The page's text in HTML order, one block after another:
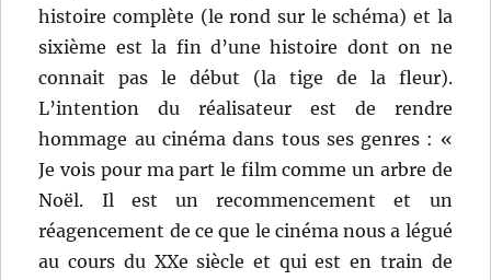
histoire complète (le rond sur le schéma) et la
sixième est la fin d’une histoire dont on ne
connait pas le début (la tige de la fleur).
L’intention du réalisateur est de rendre
hommage au cinéma dans tous ses genres : «
Je vois pour ma part le film comme un arbre de
Noël. Il est un recommencement et un
réagencement de ce que le cinéma nous a légué
au cours du XXe siècle et qui est en train de